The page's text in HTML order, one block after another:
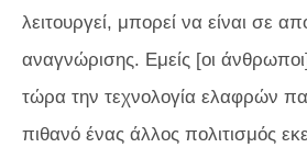
λειτουργεί, μπορεί να είναι σε
αναγνώρισης. Εμείς [οι
τώρα την τεχνολογία ελαφρών
πιθανό ένας άλλος πολιτισμός